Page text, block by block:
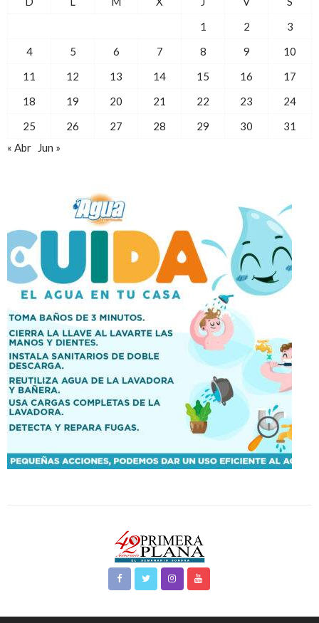
1
2
3
4
5 6 7 8 9
10
11
12 13 14 15 16
17
18
19 20 21 22 23
24
25
26 27 28 29 30
31
« Abr
Jun »